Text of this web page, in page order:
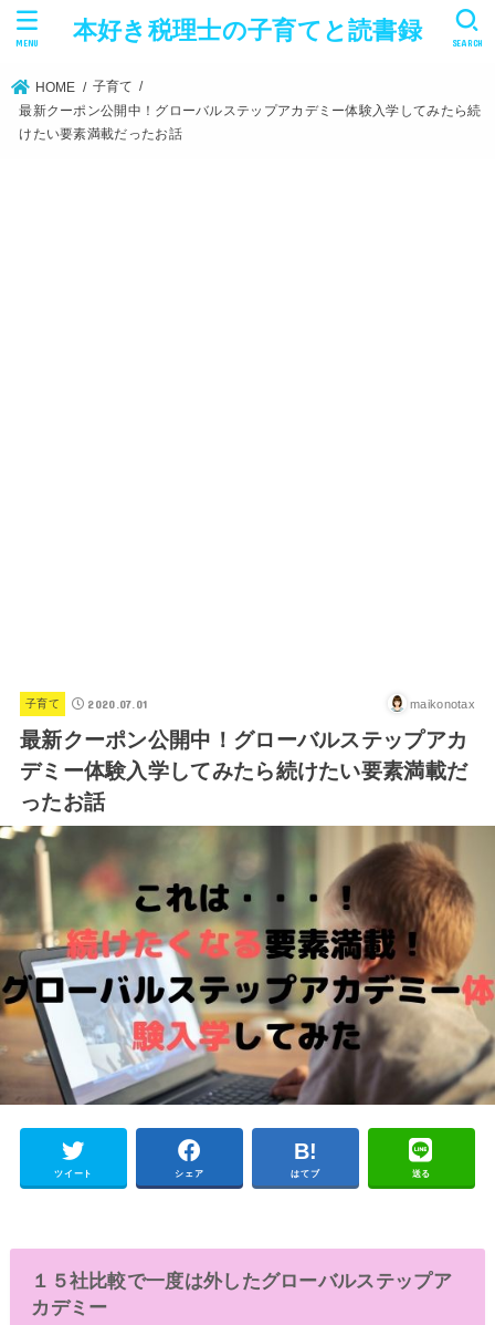
本好き税理士の子育てと読書録 SEARCH
MENU
HOME
子育て
最新クーポン公開中！グローバルステップアカデミー体験入学してみたら続
けたい要素満載だったお話
子育て 2020.07.01 maikonotax
最新クーポン公開中！グローバルステップアカ
デミー体験入学してみたら続けたい要素満載だ
ったお話
ツイート シェア はてブ 送る
１５社比較で一度は外したグローバルステップア
カデミー